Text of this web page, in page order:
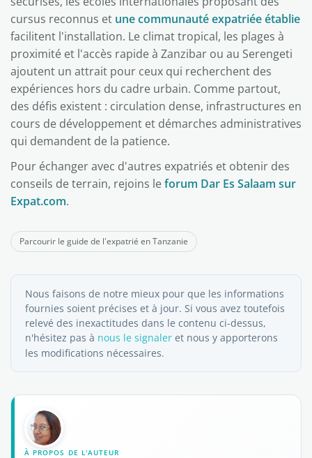
cursus reconnus et une communauté expatriée établie
facilitent l'installation. Le climat tropical, les plages à
proximité et l'accès rapide à Zanzibar ou au Serengeti
ajoutent un attrait pour ceux qui recherchent des
expériences hors du cadre urbain. Comme partout,
des défis existent : circulation dense, infrastructures en
cours de développement et démarches administratives
qui demandent de la patience.
Pour échanger avec d'autres expatriés et obtenir des
conseils de terrain, rejoins leforum Dar Es Salaam sur
Expat.com.
Parcourir le guide de l'expatrié en Tanzanie
Nous faisons de notre mieux pour que les informations
fournies soient précises et à jour. Si vous avez toutefois
relevé des inexactitudes dans le contenu ci-dessus,
n'hésitez pas à nous le signaler et nous y apporterons
les modifications nécessaires.
À PROPOS DE L'AUTEUR